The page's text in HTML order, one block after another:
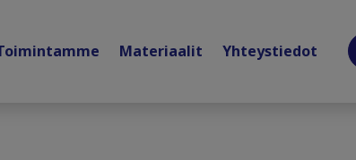
Materiaalit Yhteystiedot